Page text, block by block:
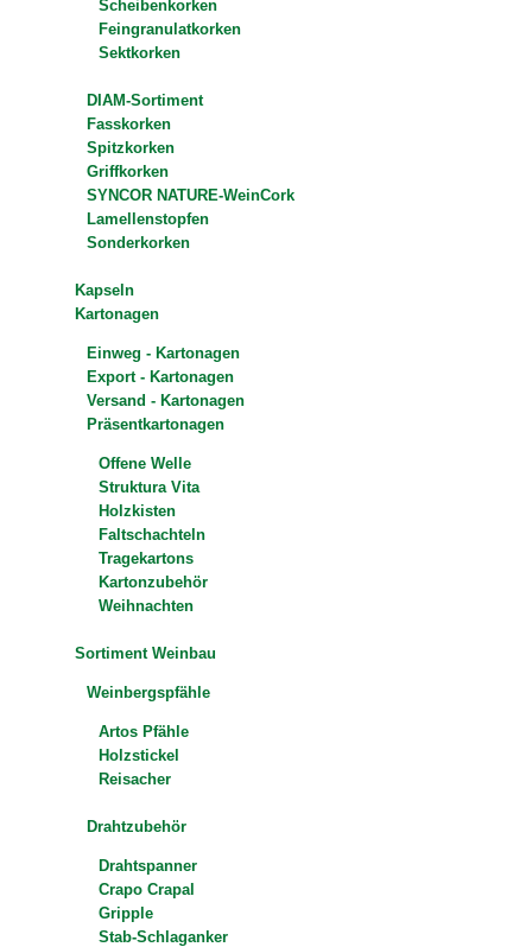
Scheibenkorken
Feingranulatkorken
Sektkorken
DIAM-Sortiment
Fasskorken
Spitzkorken
Griffkorken
SYNCOR NATURE-WeinCork
Lamellenstopfen
Sonderkorken
Kapseln
Kartonagen
Einweg - Kartonagen
Export - Kartonagen
Versand - Kartonagen
Präsentkartonagen
Offene Welle
Struktura Vita
Holzkisten
Faltschachteln
Tragekartons
Kartonzubehör
Weihnachten
Sortiment Weinbau
Weinbergspfähle
Artos Pfähle
Holzstickel
Reisacher
Drahtzubehör
Drahtspanner
Crapo Crapal
Gripple
Stab-Schlaganker